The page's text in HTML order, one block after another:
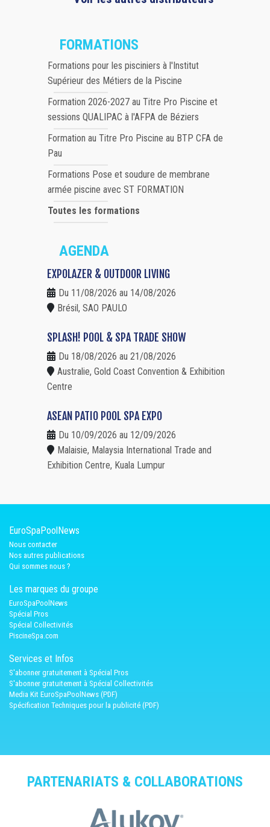
FORMATIONS
Formations pour les pisciniers à l'Institut
Supérieur des Métiers de la Piscine
Formation 2026-2027 au Titre Pro Piscine et
sessions QUALIPAC à l'AFPA de Béziers
Formation au Titre Pro Piscine au BTP CFA de
Pau
Formations Pose et soudure de membrane
armée piscine avec ST FORMATION
Toutes les formations
AGENDA
EXPOLAZER & OUTDOOR LIVING
Du 11/08/2026 au 14/08/2026
Brésil, SAO PAULO
SPLASH! POOL & SPA TRADE SHOW
Du 18/08/2026 au 21/08/2026
Australie, Gold Coast Convention & Exhibition
Centre
ASEAN PATIO POOL SPA EXPO
Du 10/09/2026 au 12/09/2026
Malaisie, Malaysia International Trade and
Exhibition Centre, Kuala Lumpur
EuroSpaPoolNews
Nous contacter
Nos autres publications
Qui sommes nous ?
Les marques du groupe
EuroSpaPoolNews
Spécial Pros
Spécial Collectivités
PiscineSpa.com
Services et Infos
S'abonner gratuitement à Spécial Pros
S'abonner gratuitement à Spécial Collectivités
Media Kit EuroSpaPoolNews (PDF)
Spécification Techniques pour la publicité (PDF)
PARTENARIATS & COLLABORATIONS